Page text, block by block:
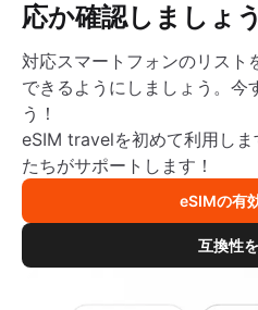
応か確認しましょう
対応スマートフォンのリスト
できるようにしましょう。今
う！
eSIM travelを初めて利用し
たちがサポートします！
eSIMの有
互換性